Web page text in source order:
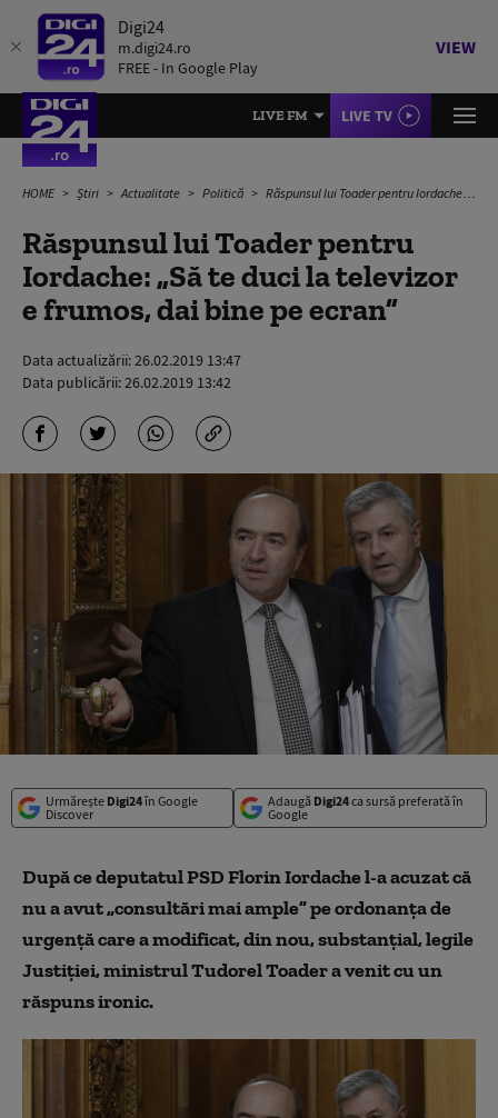
Digi24
m.digi24.ro
FREE - In Google Play
VIEW
LIVE FM LIVE TV
HOME Știri Actualitate Politică Răspunsul lui Toader pentru Iordache: „Să te duci la televizor e frumos, dai bine pe ecran”
Răspunsul lui Toader pentru
Iordache: „Să te duci la televizor
e frumos, dai bine pe ecran”
Data actualizării:26.02.2019 13:47
Data publicării:26.02.2019 13:42
Urmărește Digi24în Google
Discover
Adaugă Digi24ca sursă preferată în
Google
După ce deputatul PSD Florin Iordache l-a acuzat că
nu a avut „consultări mai ample” pe ordonanța de
urgență care a modificat, din nou, substanțial, legile
Justiției, ministrul Tudorel Toader a venit cu un
răspuns ironic.